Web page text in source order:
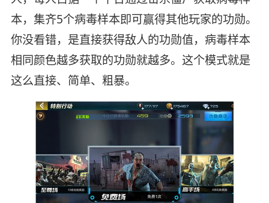
本，集齐5个病毒样本即可赢得其他玩家的功勋。
你没看错，是直接获得敌人的功勋值，病毒样本
相同颜色越多获取的功勋就越多。这个模式就是
这么直接、简单、粗暴。